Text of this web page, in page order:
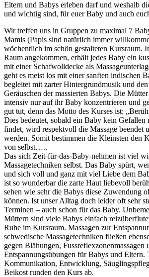
Eltern und Babys erleben darf und weshalb
und wichtig sind, für euer Baby und auch
Wir treffen uns in Gruppen zu maximal 7
Mamis (Papis sind natürlich immer
wöchentlich im schön gestalteten Kursraum.
Raum angekommen, erhält jedes Baby ein
mit einer Schafwolldecke als
geht es meist los mit einer sanften indischen
begleitet mit zarter Hintergrundmusik und
Geräuschen der massierten Babys. Die
intensiv nur auf ihr Baby konzentrieren und
gut tut, denn das Motto des Kurses ist:
Dies bedeutet, sobald ein Baby kein Gefallen
findet, wird respektvoll die Massage beendet
werden. Somit bestimmen die Kleinsten den
von selbst…..
Das sich Zeit-für-das-Baby-nehmen ist viel
Massagetechniken selbst. Das Baby spürt,
und sich voll und ganz mit viel Liebe dem
ist so wunderbar die zarte Haut liebevoll
sehen wie sehr die Babys diese Zuwendung
können. Ist unser Alltag doch leider oft sehr
Terminen – auch schon für das Baby.
Müttern sind viele Babys einfach
Ruhe im Kursraum. Massagen zur
schwedische Massagetechniken fließen
gegen Blähungen, Fussreflexzonenmassagen
Entspannungsübungen für Babys und Eltern.
Kommunikation, Entwicklung,
Beikost runden den Kurs ab.